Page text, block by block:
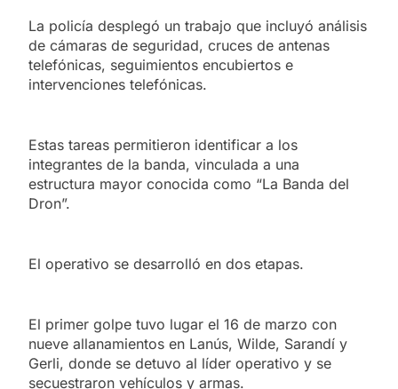
La policía desplegó un trabajo que incluyó análisis
de cámaras de seguridad, cruces de antenas
telefónicas, seguimientos encubiertos e
intervenciones telefónicas.
Estas tareas permitieron identificar a los
integrantes de la banda, vinculada a una
estructura mayor conocida como “La Banda del
Dron”.
El operativo se desarrolló en dos etapas.
El primer golpe tuvo lugar el 16 de marzo con
nueve allanamientos en Lanús, Wilde, Sarandí y
Gerli, donde se detuvo al líder operativo y se
secuestraron vehículos y armas.